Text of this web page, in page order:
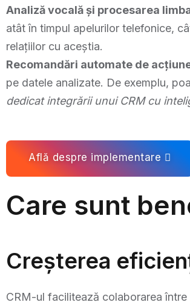
Analiză vocală și procesarea
atât în timpul apelurilor telefonice,
relațiilor cu aceștia.
Recomandări automate de
pe datele analizate. De exemplu,
dedicat integrării unui CRM cu
Află despre implementare
Care sunt
Creșterea
CRM-ul facilitează colaborarea